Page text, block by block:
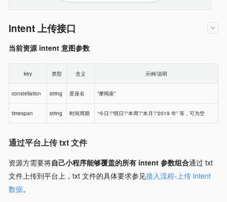
intent 上传接口
当前资源 intent 意图参数
key 类型 含义 示例/说明
constellation string 星座名 “摩羯座”
timespan string 时间周期 “今日”/“明日”/“本周”/“本月”/“2019 年” 等，可为空
通过平台上传 txt 文件
资源方需要将自己小程序能够覆盖的所有 intent 参数组合通过 txt
文件上传到平台上，txt 文件的具体要求参见接入流程-上传 intent
数据。